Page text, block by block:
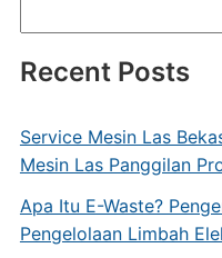
Recent Posts
Service Mesin Las
Mesin Las Panggilan
Apa Itu E-Waste?
Pengelolaan Limbah